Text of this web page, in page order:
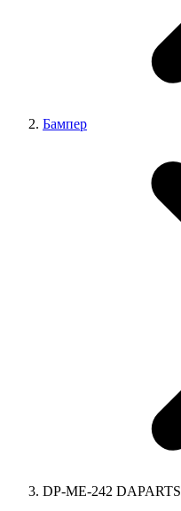
Бампер
DP-ME-242 DAPARTS